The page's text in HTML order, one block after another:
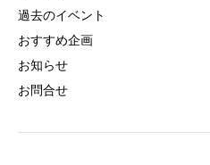
過去のイベント
おすすめ企画
お知らせ
お問合せ